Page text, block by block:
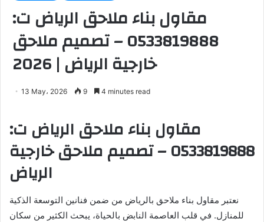
مقاول بناء ملاحق الرياض ت:
0533819888 – تصميم ملاحق
خارجية الرياض | 2026
13 May، 2026 9 4 minutes read
مقاول بناء ملاحق الرياض ت:
0533819888 – تصميم ملاحق خارجية
الرياض
نعتبر مقاول بناء ملاحق بالرياض من ضمن فنانين التوسعة الذكية
للمنازل. في قلب العاصمة النابض بالحياة، يبحث الكثير من سكان